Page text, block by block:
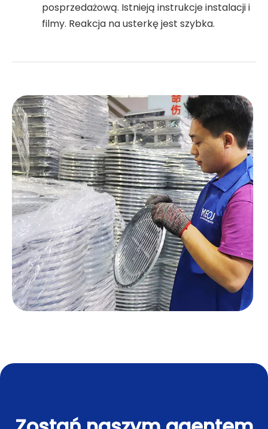
posprzedażową. Istnieją instrukcje instalacji i
filmy. Reakcja na usterkę jest szybka.